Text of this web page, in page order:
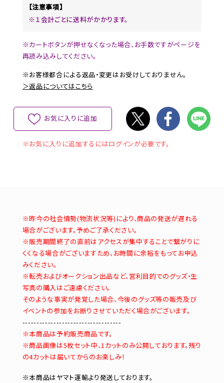
【注意事項】
※１会計ごとに送料がかかります。
※カートボタンが押せなくなった場合、お手数ですがページを
再読み込みしてください。
※お客様都合による返品・変更はお受けしておりません。
＞返品についてはこちら
お気に入りに追加
※お気に入りに追加するにはログインが必要です。
※昨今の社会情勢(物流状況等)により、商品の発送が遅れる
場合がございます。予めご了承ください。
※販売期間終了の直前はアクセスが集中することで繋がりに
くくなる場合がございますため、お時間に余裕をもってお申込
みください。
※転売およびオークション出品など、営利目的でのグッズ・生
写真の購入はご遠慮ください。
そのような事実が発覚した場合、今後のグッズ等の販売及び
イベントの参加をお断りさせていただく場合がございます。
-----------------------------------
※本商品は予約販売商品です。
※商品画像は5枚セット中、1カットのみ公開しております。残り
の4カットは届いてからのお楽しみ！
※本商品はヤマト運輸より発送しております。